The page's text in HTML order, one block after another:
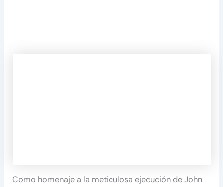
Como homenaje a la meticulosa ejecución de John